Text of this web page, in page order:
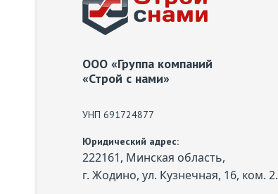
ООО «Группа компаний
«Строй с нами»
УНП 691724877
Юридический адрес:
222161, Минская область,
г. Жодино, ул. Кузнечная, 16, ком. 2.